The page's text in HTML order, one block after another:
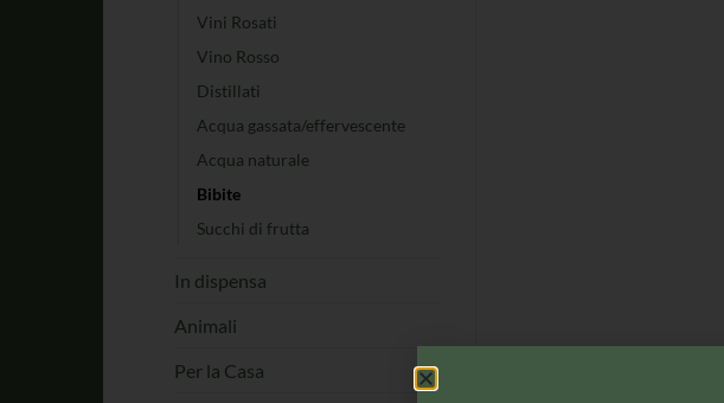
Vini Rosati
Vino Rosso
Distillati
Acqua gassata/effervescente
Acqua naturale
Bibite
Succhi di frutta
In dispensa
Animali
Per la Casa